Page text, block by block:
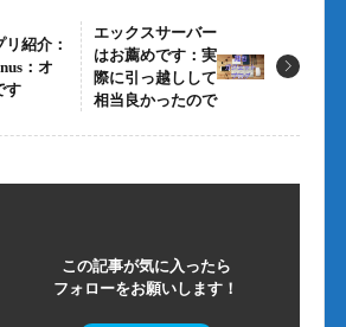
紹介：
：オ
す
エックスサーバー
はお薦めです：実
際に引っ越しして
相当良かったので
この記事が気に入ったら
フォローをお願いします！